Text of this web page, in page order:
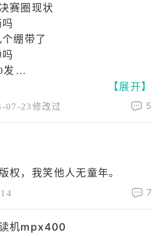
赛圈现状
绷带了
发
【展开】
07-23修改过 5
权，我笑他人无童年。
7
机mpx400